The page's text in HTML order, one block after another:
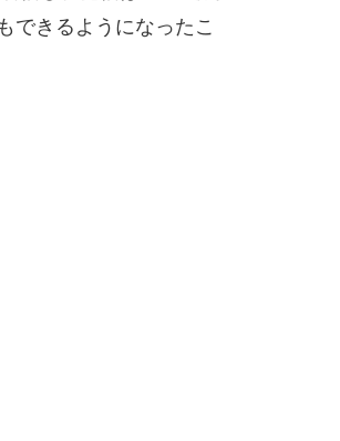
できるようになったこ